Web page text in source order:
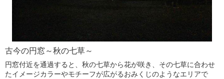
古今の円窓～秋の七草～
円窓付近を通過すると、秋の七草から花が咲き、その七草に合わせ
たイメージカラーやモチーフが広がるおみくじのようなエリアで